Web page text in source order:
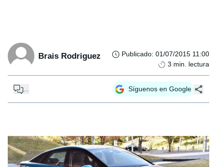
Brais Rodriguez Publicado: 01/07/2015 11:00
3 min. lectura
... Síguenos en Google